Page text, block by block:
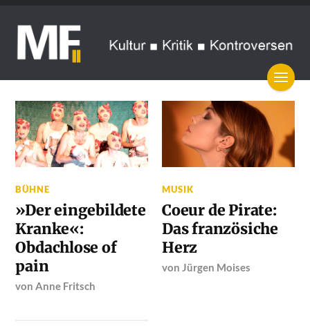
BÜHNE
»Der eingebildete
Kranke«:
Obdachlose of
pain
von Anne Fritsch
MUSIK
Coeur de Pirate:
Das französiche
Herz
von Jürgen Moises